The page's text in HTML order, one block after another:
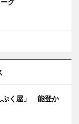
ぷく屋」 能登か